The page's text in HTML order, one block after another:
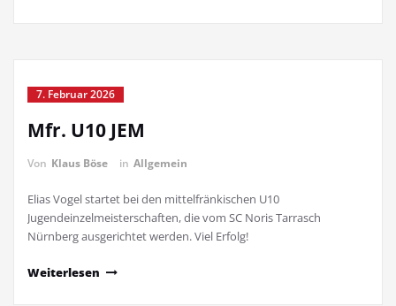
7. Februar 2026
Mfr. U10 JEM
Von Klaus Böse in Allgemein
Elias Vogel startet bei den mittelfränkischen U10
Jugendeinzelmeisterschaften, die vom SC Noris Tarrasch
Nürnberg ausgerichtet werden. Viel Erfolg!
Weiterlesen